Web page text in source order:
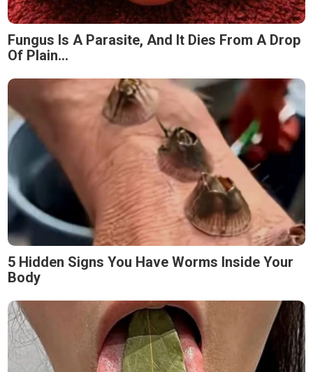
Fungus Is A Parasite, And It Dies From A Drop
Of Plain...
5 Hidden Signs You Have Worms Inside Your
Body